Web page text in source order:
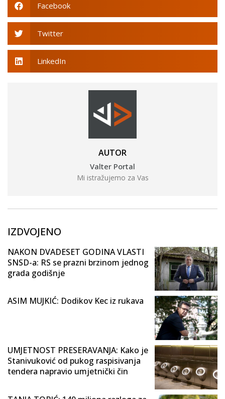
Facebook
Twitter
LinkedIn
AUTOR
Valter Portal
Mi istražujemo za Vas
IZDVOJENO
NAKON DVADESET GODINA VLASTI
SNSD-a: RS se prazni brzinom jednog
grada godišnje
ASIM MUJKIĆ: Dodikov Kec iz rukava
UMJETNOST PRESERAVANJA: Kako je
Stanivuković od pukog raspisivanja
tendera napravio umjetnički čin